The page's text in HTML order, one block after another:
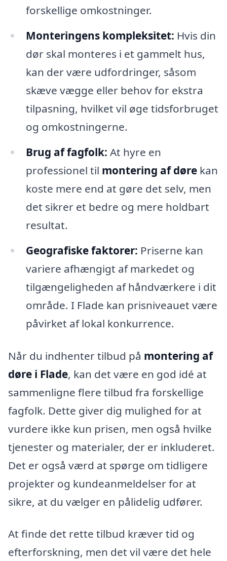
forskellige omkostninger.
Monteringens kompleksitet: Hvis din
dør skal monteres i et gammelt hus,
kan der være udfordringer, såsom
skæve vægge eller behov for ekstra
tilpasning, hvilket vil øge tidsforbruget
og omkostningerne.
Brug af fagfolk: At hyre en
professionel til montering af dørekan
koste mere end at gøre det selv, men
det sikrer et bedre og mere holdbart
resultat.
Geografiske faktorer: Priserne kan
variere afhængigt af markedet og
tilgængeligheden af håndværkere i dit
område. I Flade kan prisniveauet være
påvirket af lokal konkurrence.
Når du indhenter tilbud på montering af
døre i Flade, kan det være en god idé at
sammenligne flere tilbud fra forskellige
fagfolk. Dette giver dig mulighed for at
vurdere ikke kun prisen, men også hvilke
tjenester og materialer, der er inkluderet.
Det er også værd at spørge om tidligere
projekter og kundeanmeldelser for at
sikre, at du vælger en pålidelig udfører.
At finde det rette tilbud kræver tid og
efterforskning, men det vil være det hele